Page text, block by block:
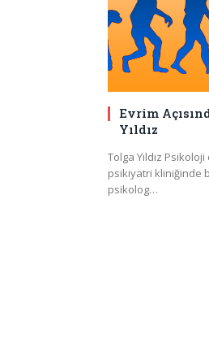
Evrim
Yıldız
Tolga Yıldız
psikiyatri kliniğinde
psikolog…